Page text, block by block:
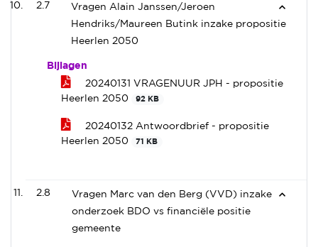
2.7
Vragen Alain Janssen/Jeroen
Hendriks/Maureen Butink inzake propositie
Heerlen 2050
Bijlagen
20240131 VRAGENUUR JPH - propositie
Heerlen 2050
92 KB
20240132 Antwoordbrief - propositie
Heerlen 2050
71 KB
2.8
Vragen Marc van den Berg (VVD) inzake
onderzoek BDO vs financiële positie
gemeente